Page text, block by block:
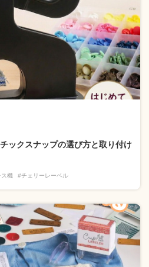
ックスナップの選び方と取り付け
ス機 #チェリーレーベル